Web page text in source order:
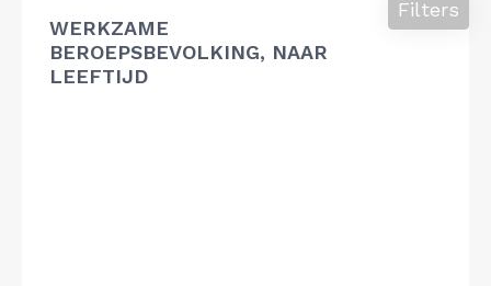
WERKZAME
BEROEPSBEVOLKING, NAAR
LEEFTIJD
Filters